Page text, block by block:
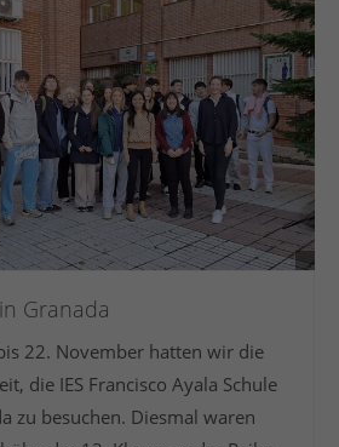
Granada
22. November hatten wir die
die IES Francisco Ayala Schule
zu besuchen. Diesmal waren